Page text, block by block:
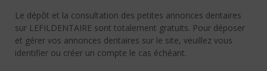
Le dépôt et la consultation des petites annonces dentaires
sur LEFILDENTAIRE sont totalement gratuits. Pour déposer
et gérer vos annonces dentaires sur le site, veuillez vous
identifier ou créer un compte le cas échéant.